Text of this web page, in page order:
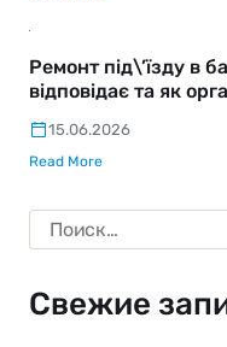
Ремонт під\’їзду в
відповідає та як
15.06.2026
Read More
Свежие